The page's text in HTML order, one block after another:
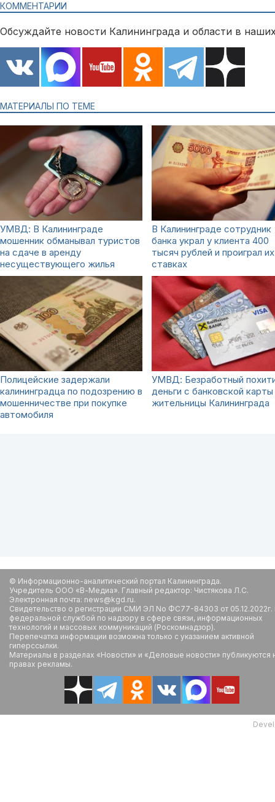
КОММЕНТАРИИ
Обсуждайте новости Калининграда и области в
МАТЕРИАЛЫ ПО ТЕМЕ
УМВД: В Калининграде
мошенник обманывал туристов
на сдаче в аренду
несуществующего жилья
В Калининграде сотрудник
банка украл у клиента 400
тысяч рублей и проиграл
ставках
Полицейские задержали
калининградца по подозрению в
мошенничестве при покупке
автомобиля
УМВД: Безработный
деньги с банковской карты
жительницы Калининграда
© Информационно-аналитический портал Калининграда.
Учредитель ООО «В-Медиа». Главный редактор: Чистякова Л.С.
Электронная почта: news@kgd.ru.
Свидетельство о регистрации СМИ ЭЛ No ФС77-84303 от
федеральной службой по надзору в сфере связи, информационных
технологий и массовых коммуникаций (Роскомнадзор).
Перепечатка информации возможна только с указанием активной
гиперссылки.
Материалы в разделах «Новости» и «Деловые новости» публикуются
правах рекламы.